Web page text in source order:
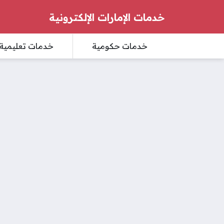
خدمات الإمارات الإلكترونية
خدمات حكومية خدمات تعليمية